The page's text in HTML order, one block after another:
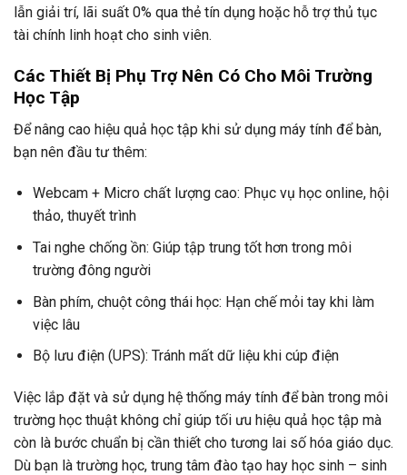
lẫn giải trí, lãi suất 0% qua thẻ tín dụng hoặc hỗ trợ thủ tục
tài chính linh hoạt cho sinh viên.
Các Thiết Bị Phụ Trợ Nên Có Cho Môi Trường
Học Tập
Để nâng cao hiệu quả học tập khi sử dụng máy tính để bàn,
bạn nên đầu tư thêm:
Webcam + Micro chất lượng cao: Phục vụ học online, hội
thảo, thuyết trình
Tai nghe chống ồn: Giúp tập trung tốt hơn trong môi
trường đông người
Bàn phím, chuột công thái học: Hạn chế mỏi tay khi làm
việc lâu
Bộ lưu điện (UPS): Tránh mất dữ liệu khi cúp điện
Việc lắp đặt và sử dụng hệ thống máy tính để bàn trong môi
trường học thuật không chỉ giúp tối ưu hiệu quả học tập mà
còn là bước chuẩn bị cần thiết cho tương lai số hóa giáo dục.
Dù bạn là trường học, trung tâm đào tạo hay học sinh – sinh